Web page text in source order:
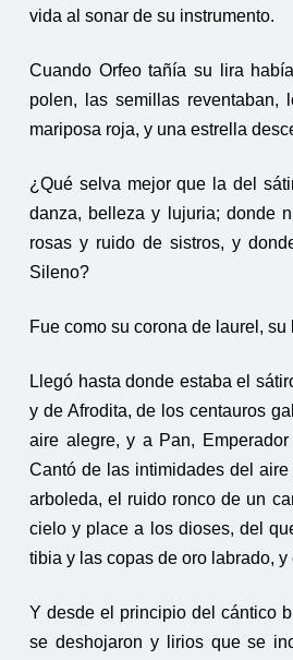
vida al sonar de su instrumento.
Cuando Orfeo tañía su lira
polen, las semillas
mariposa roja, y una estrella
¿Qué selva mejor que la del
danza, belleza y lujuria; donde
rosas y ruido de sistros, y
Sileno?
Fue como su corona de laurel,
Llegó hasta donde estaba el
y de Afrodita, de los centauros
aire alegre, y a Pan,
Cantó de las intimidades del
arboleda, el ruido ronco de un
cielo y place a los dioses, del
tibia y las copas de oro labrado,
Y desde el principio del cántico
se deshojaron y lirios que se